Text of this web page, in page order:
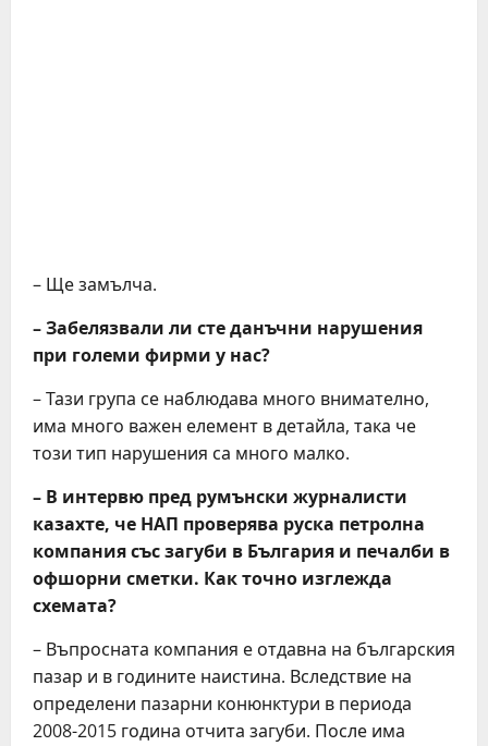
– Ще замълча.
– Забелязвали ли сте данъчни нарушения
при големи фирми у нас?
– Тази група се наблюдава много внимателно,
има много важен елемент в детайла, така че
този тип нарушения са много малко.
– В интервю пред румънски журналисти
казахте, че НАП проверява руска петролна
компания със загуби в България и печалби в
офшорни сметки. Как точно изглежда
схемата?
– Въпросната компания е отдавна на българския
пазар и в годините наистина. Вследствие на
определени пазарни конюнктури в периода
2008-2015 година отчита загуби. После има